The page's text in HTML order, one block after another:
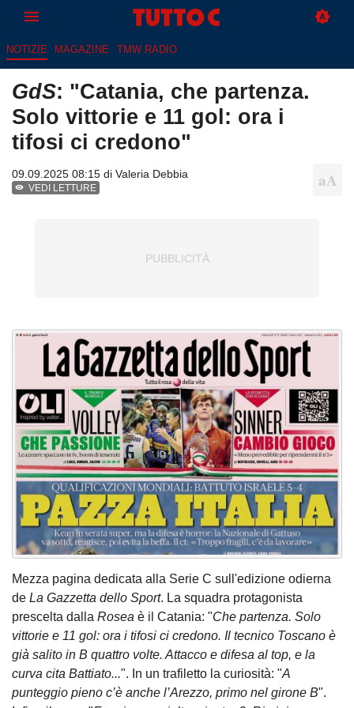
NOTIZIE MAGAZINE TMW RADIO
GdS: "Catania, che partenza.
Solo vittorie e 11 gol: ora i
tifosi ci credono"
09.09.2025 08:15 di Valeria Debbia
VEDI LETTURE
Mezza pagina dedicata alla Serie C sull'edizione odierna
de La Gazzetta dello Sport. La squadra protagonista
prescelta dalla Rosea è il Catania: "Che partenza. Solo
vittorie e 11 gol: ora i tifosi ci credono. Il tecnico Toscano è
già salito in B quattro volte. Attacco e difesa al top, e la
curva cita Battiato...". In un trafiletto la curiosità: "A
punteggio pieno c’è anche l’Arezzo, primo nel girone B".